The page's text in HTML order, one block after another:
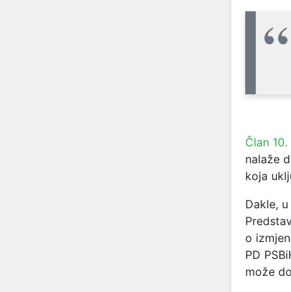
Član
nalaže
koja
Dakle,
o
PD
može